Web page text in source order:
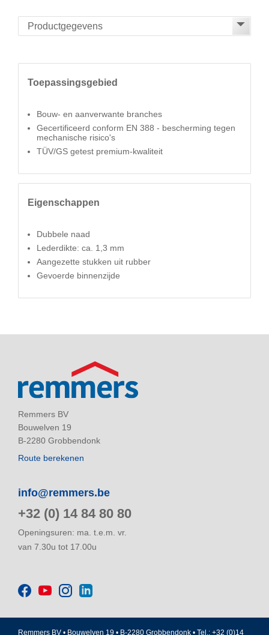
Toepassingsgebied
Bouw- en aanverwante branches
Gecertificeerd conform EN 388 - bescherming tegen
mechanische risico's
TÜV/GS getest premium-kwaliteit
Eigenschappen
Dubbele naad
Lederdikte: ca. 1,3 mm
Aangezette stukken uit rubber
Gevoerde binnenzijde
Remmers BV
Bouwelven 19
B-2280 Grobbendonk
Route berekenen
info@remmers.be
+32 (0) 14 84 80 80
Openingsuren: ma. t.e.m. vr.
van 7.30u tot 17.00u
Remmers BV • Bouwelven 19 • B-2280 Grobbendonk • Tel.: +32 (0)14